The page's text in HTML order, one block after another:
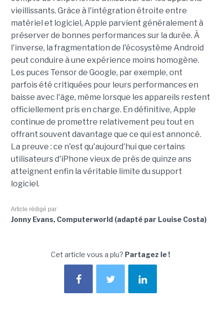
vieillissants. Grâce à l'intégration étroite entre
matériel et logiciel, Apple parvient généralement à
préserver de bonnes performances sur la durée. À
l'inverse, la fragmentation de l'écosystème Android
peut conduire à une expérience moins homogène.
Les puces Tensor de Google, par exemple, ont
parfois été critiquées pour leurs performances en
baisse avec l'âge, même lorsque les appareils restent
officiellement pris en charge. En définitive, Apple
continue de promettre relativement peu tout en
offrant souvent davantage que ce qui est annoncé.
La preuve : ce n'est qu'aujourd'hui que certains
utilisateurs d'iPhone vieux de près de quinze ans
atteignent enfin la véritable limite du support
logiciel.
Article rédigé par
Jonny Evans, Computerworld (adapté par Louise Costa)
Cet article vous a plu? Partagez le !